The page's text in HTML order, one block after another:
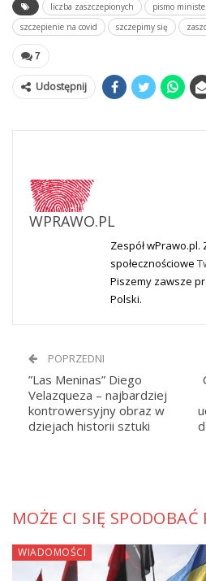
liczba zaszczepionych
pismo
szczepienie na covid
szczepimy się
7
Udostępnij
WPRAWO.PL
Zespół
społecznościowe
Piszemy zawsze
Polski.
POPRZEDNI
”Las Meninas” Diego
Velazqueza – najbardziej
kontrowersyjny obraz w
dziejach historii sztuki
MOŻE CI SIĘ SPODOBAĆ
WIADOMOŚCI